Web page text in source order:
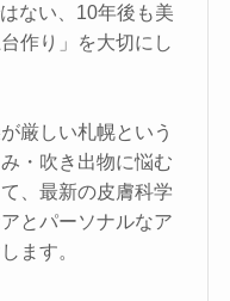
ない、10年後も美
作り」を大切にし
厳しい札幌という
・吹き出物に悩む
、最新の皮膚科学
とパーソナルなア
ます。